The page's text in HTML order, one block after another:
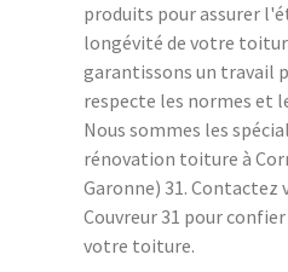
produits pour assurer
longévité de votre
garantissons un travail
respecte les normes et
Nous sommes les
rénovation toiture à
Garonne) 31. Contactez
Couvreur 31 pour
votre toiture.